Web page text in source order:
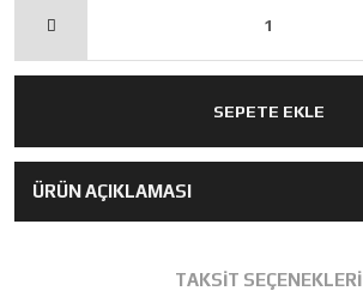
SEPETE EKLE
ÜRÜN AÇIKLAMASI
TAKSİT SEÇENEKLERİ